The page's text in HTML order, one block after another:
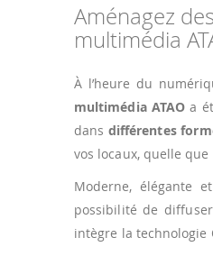
Aménagez
multimédia
À l’heure du
multimédia ATAO a
dans différentes
vos locaux, quelle
Moderne, élégante
possibilité de
intègre la